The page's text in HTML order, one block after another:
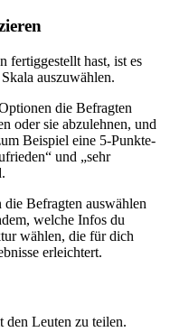
fertiggestellt hast, ist es
auszuwählen.
die Befragten
oder sie abzulehnen, und
Beispiel eine 5-Punkte-
und „sehr
Befragten auswählen
welche Infos du
wählen, die für dich
erleichtert.
Leuten zu teilen.